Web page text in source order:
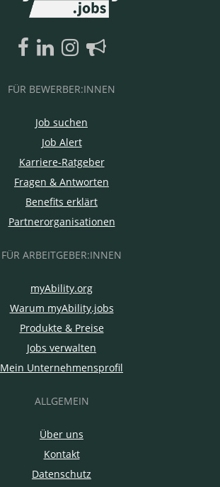
FÜR BEWERBER:INNEN
Job suchen
Job Alert
Karriere-Ratgeber
Fragen & Antworten
Benefits erklärt
Partnerorganisationen
FÜR ARBEITGEBER:INNEN
myAbility.org
Warum myAbility.jobs
Produkte & Preise
Jobs verwalten
Mein Unternehmensprofil
ALLGEMEIN
Über uns
Kontakt
Datenschutz